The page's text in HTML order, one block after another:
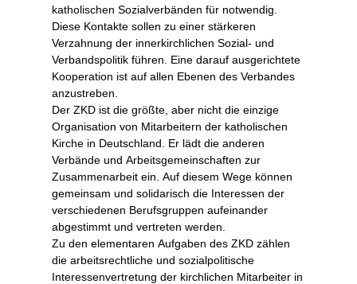
katholischen Sozialverbänden für notwendig.
Diese Kontakte sollen zu einer stärkeren
Verzahnung der innerkirchlichen Sozial- und
Verbandspolitik führen. Eine darauf ausgerichtete
Kooperation ist auf allen Ebenen des Verbandes
anzustreben.
Der ZKD ist die größte, aber nicht die einzige
Organisation von Mitarbeitern der katholischen
Kirche in Deutschland. Er lädt die anderen
Verbände und Arbeitsgemeinschaften zur
Zusammenarbeit ein. Auf diesem Wege können
gemeinsam und solidarisch die Interessen der
verschiedenen Berufsgruppen aufeinander
abgestimmt und vertreten werden.
Zu den elementaren Aufgaben des ZKD zählen
die arbeitsrechtliche und sozialpolitische
Interessenvertretung der kirchlichen Mitarbeiter in